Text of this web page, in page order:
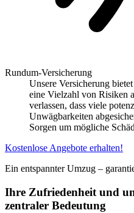
Rundum-Versicherung
Unsere Versicherung
eine Vielzahl von Risiken
verlassen, dass viele
Unwägbarkeiten
Sorgen um mögliche
Kostenlose Angebote erhalten!
Ein entspannter Umzug –
Ihre Zufriedenheit und
zentraler Bedeutung